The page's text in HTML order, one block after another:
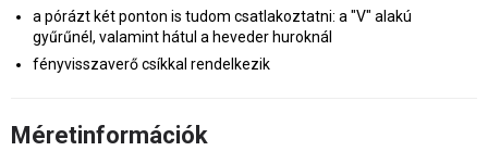
a pórázt két ponton is tudom csatlakoztatni: a "V" alakú
gyűrűnél, valamint hátul a heveder huroknál
fényvisszaverő csíkkal rendelkezik
Méretinformációk